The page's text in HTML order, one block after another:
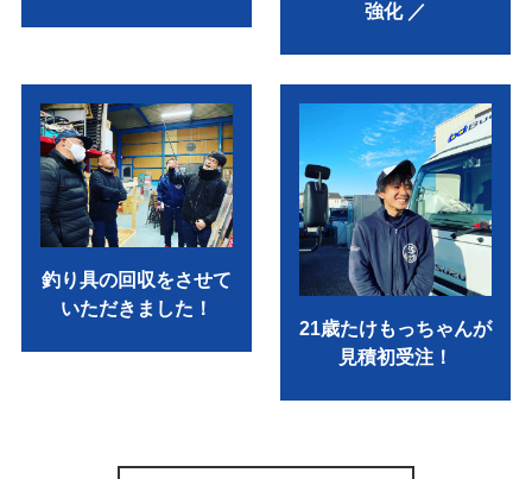
強化 ／
釣り具の回収をさせて
いただきました！
21歳たけもっちゃんが
見積初受注！